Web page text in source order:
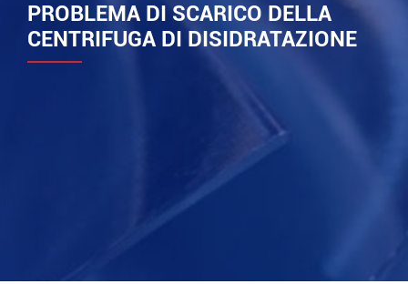
PROBLEMA DI SCARICO DELLA
CENTRIFUGA DI DISIDRATAZIONE